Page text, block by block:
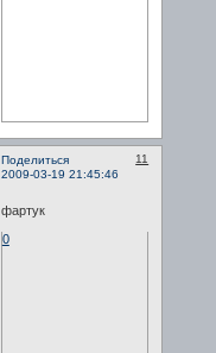
Поделиться
11
2009-03-19 21:45:46
фартук
0